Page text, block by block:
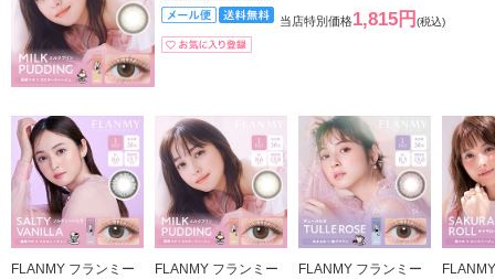
当店特別価格1,815円 (税込)
FLANMY フランミー
FLANMY フランミー
FLANMY フランミー